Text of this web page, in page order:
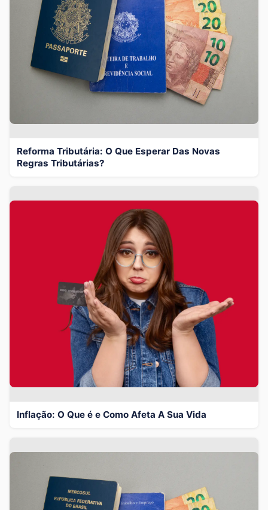
Reforma Tributária: O Que Esperar Das Novas
Regras Tributárias?
Inflação: O Que é e Como Afeta A Sua Vida